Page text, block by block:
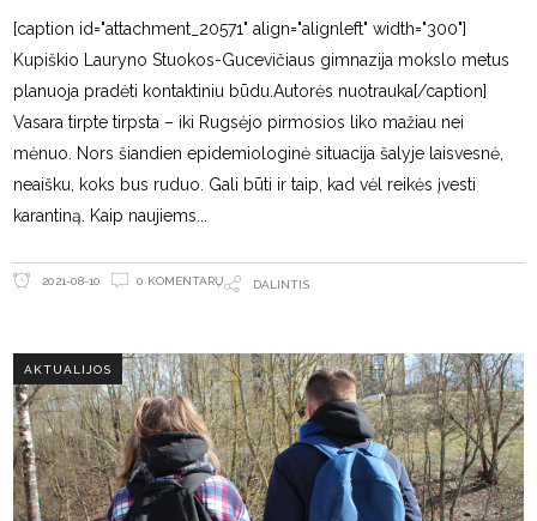
[caption id="attachment_20571" align="alignleft" width="300"]
Kupiškio Lauryno Stuokos-Gucevičiaus gimnazija mokslo metus
planuoja pradėti kontaktiniu būdu.Autorės nuotrauka[/caption]
Vasara tirpte tirpsta – iki Rugsėjo pirmosios liko mažiau nei
mėnuo. Nors šiandien epidemiologinė situacija šalyje laisvesnė,
neaišku, koks bus ruduo. Gali būti ir taip, kad vėl reikės įvesti
karantiną. Kaip naujiems
2021-08-10 0 KOMENTARŲ DALINTIS
AKTUALIJOS